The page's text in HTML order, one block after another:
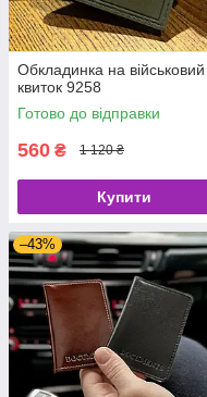
Обкладинка на військовий
квиток 9258
Готово до відправки
560 ₴ 1 120 ₴
Купити
–43%